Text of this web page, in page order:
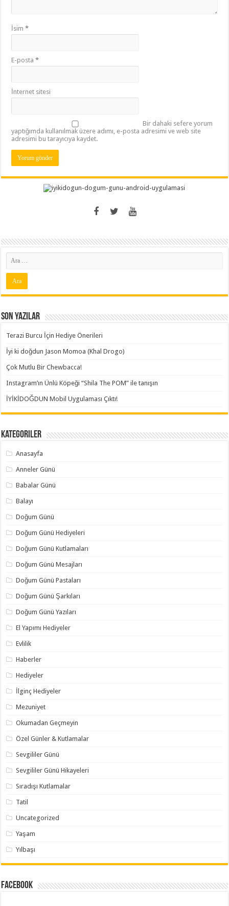
İsim*
E-posta*
İnternet sitesi
Bir dahaki sefere yorum
yaptığımda kullanılmak üzere adımı, e-posta adresimi ve web site
adresimi bu tarayıcıya kaydet.
Son Yazılar
Terazi Burcu İçin Hediye Önerileri
İyi ki doğdun Jason Momoa (Khal Drogo)
Çok Mutlu Bir Chewbacca!
Instagram’ın Ünlü Köpeği “Shila The POM” ile tanışın
İYİKİDOĞDUN Mobil Uygulaması Çıktı!
Kategoriler
Anasayfa
Anneler Günü
Babalar Günü
Balayı
Doğum Günü
Doğum Günü Hediyeleri
Doğum Günü Kutlamaları
Doğum Günü Mesajları
Doğum Günü Pastaları
Doğum Günü Şarkıları
Doğum Günü Yazıları
El Yapımı Hediyeler
Evlilik
Haberler
Hediyeler
İlginç Hediyeler
Mezuniyet
Okumadan Geçmeyin
Özel Günler & Kutlamalar
Sevgililer Günü
Sevgililer Günü Hikayeleri
Sıradışı Kutlamalar
Tatil
Uncategorized
Yaşam
Yılbaşı
Facebook